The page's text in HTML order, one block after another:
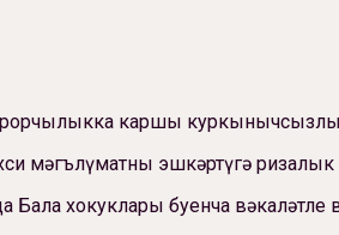
каршы
мәгълүматны эшкәртүгә ризалык
Бала хокуклары буенча вәкаләтле